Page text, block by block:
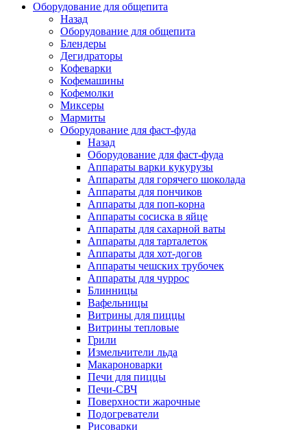
Оборудование для общепита
Назад
Оборудование для общепита
Блендеры
Дегидраторы
Кофеварки
Кофемашины
Кофемолки
Миксеры
Мармиты
Оборудование для фаст-фуда
Назад
Оборудование для фаст-фуда
Аппараты варки кукурузы
Аппараты для горячего шоколада
Аппараты для пончиков
Аппараты для поп-корна
Аппараты сосиска в яйце
Аппараты для сахарной ваты
Аппараты для тарталеток
Аппараты для хот-догов
Аппараты чешских трубочек
Аппараты для чуррос
Блинницы
Вафельницы
Витрины для пиццы
Витрины тепловые
Грили
Измельчители льда
Макароноварки
Печи для пиццы
Печи-СВЧ
Поверхности жарочные
Подогреватели
Рисоварки